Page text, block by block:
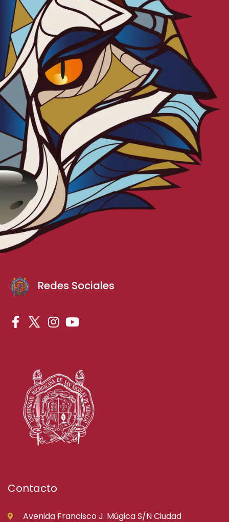
Redes Sociales
Contacto
Avenida Francisco J. Múgica S/N Ciudad